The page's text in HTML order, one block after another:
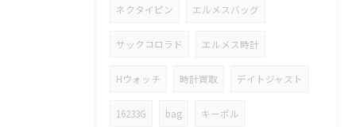
ネクタイピン エルメスバッグ
サックコロラド エルメス時計
Hウォッチ 時計買取 デイトジャスト
16233G bag キーポル